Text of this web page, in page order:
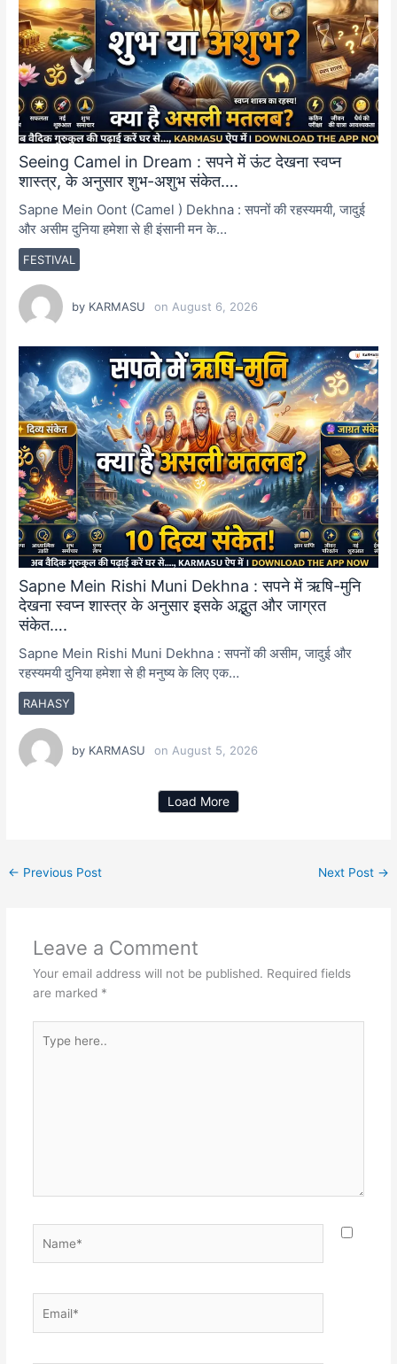
Seeing Camel in Dream : सपने में ऊंट देखना स्वप्न
शास्त्र, के अनुसार शुभ-अशुभ संकेत….
FESTIVAL
Sapne Mein Oont (Camel ) Dekhna : सपनों की रहस्यमयी, जादुई
और असीम दुनिया हमेशा से ही इंसानी मन के…
by KARMASU on August 6, 2026
Sapne Mein Rishi Muni Dekhna : सपने में ऋषि-मुनि
देखना स्वप्न शास्त्र के अनुसार इसके अद्भुत और जाग्रत
संकेत….
RAHASY
Sapne Mein Rishi Muni Dekhna : सपनों की असीम, जादुई और
रहस्यमयी दुनिया हमेशा से ही मनुष्य के लिए एक…
by KARMASU on August 5, 2026
Load More
← Previous Post Next Post →
Leave a Comment
Your email address will not be published. Required fields
are marked *
here..